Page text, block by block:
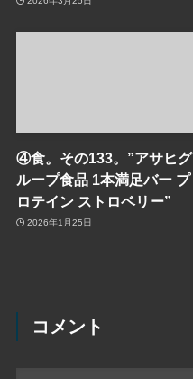
④食。その133。”アサヒグ
ループ食品 1本満足バー プ
ロテイン ストロベリー”
2026年1月25日
コメント